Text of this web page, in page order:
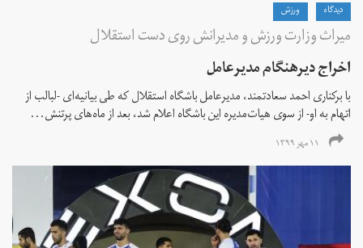
دیدگاه ورزش
میراث وزارت ورزش و مدیرانش روی دست استقلال
اخراج دیرهنگام مدیرعامل
با برکناری احمد سعادتمند، مدیرعامل باشگاه استقلال که طی بیانیه‌ای -لبالب از
اتهام به او- از سوی هیات‌مدیره این باشگاه اعلام شد، بعد از ماه‌های پرتنش...
۱۱ مهر ۱۳۹۹